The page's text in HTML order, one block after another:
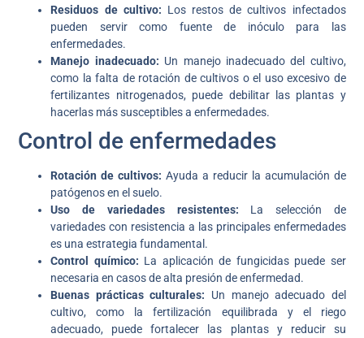
Residuos de cultivo: Los restos de cultivos infectados
pueden servir como fuente de inóculo para las
enfermedades.
Manejo inadecuado: Un manejo inadecuado del cultivo,
como la falta de rotación de cultivos o el uso excesivo de
fertilizantes nitrogenados, puede debilitar las plantas y
hacerlas más susceptibles a enfermedades.
Control de enfermedades
Rotación de cultivos: Ayuda a reducir la acumulación de
patógenos en el suelo.
Uso de variedades resistentes: La selección de
variedades con resistencia a las principales enfermedades
es una estrategia fundamental.
Control químico: La aplicación de fungicidas puede ser
necesaria en casos de alta presión de enfermedad.
Buenas prácticas culturales: Un manejo adecuado del
cultivo, como la fertilización equilibrada y el riego
adecuado, puede fortalecer las plantas y reducir su